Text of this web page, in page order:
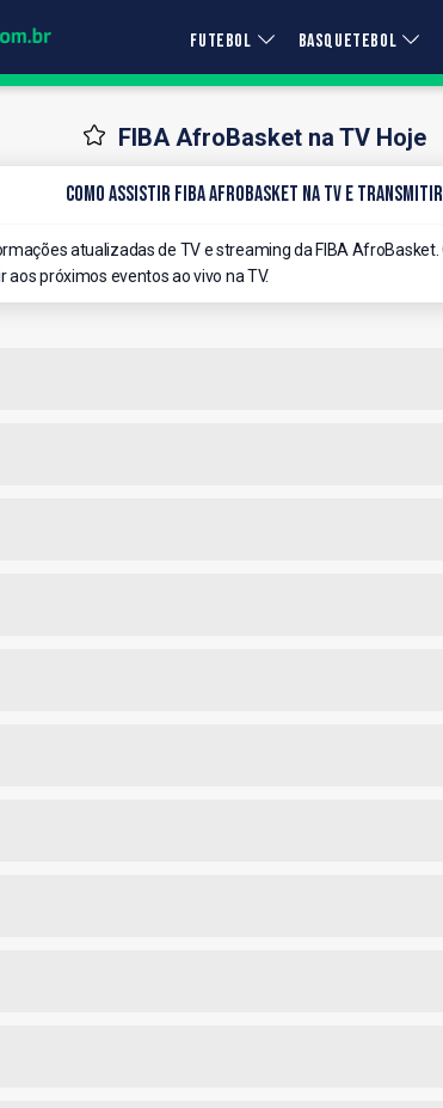
FUTEBOL BASQUETEBOL
FIBA AfroBasket na TV Hoje
Como Assistir FIBA AfroBasket na TV e Transmitir
atualizadas de TV e streaming da FIBA
aos próximos eventos ao vivo na TV.